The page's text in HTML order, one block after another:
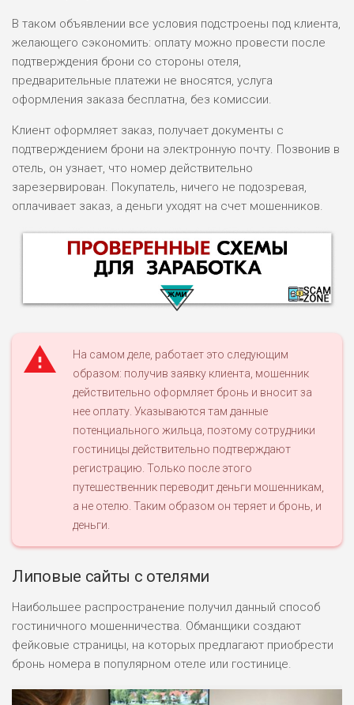
В таком объявлении все условия подстроены под клиента,
желающего сэкономить: оплату можно провести после
подтверждения брони со стороны отеля,
предварительные платежи не вносятся, услуга
оформления заказа бесплатна, без комиссии.
Клиент оформляет заказ, получает документы с
подтверждением брони на электронную почту. Позвонив в
отель, он узнает, что номер действительно
зарезервирован. Покупатель, ничего не подозревая,
оплачивает заказ, а деньги уходят на счет мошенников.
НАЗВАНИЕ ОБЗОР
ВСЕМ
РИСКИ: НИЗКИЕ
ДОХОД: ВЫСОКИЙ
ОБЗОР
М СТАВОК
РИСКИ: СРЕДНИЕ
ОБЗОР
ПОДОЙДЕТ
ВСЕМ
2
На самом деле, работает это следующим
образом: получив заявку клиента, мошенник
действительно оформляет бронь и вносит за
нее оплату. Указываются там данные
потенциального жильца, поэтому сотрудники
гостиницы действительно подтверждают
регистрацию. Только после этого
путешественник переводит деньги мошенникам,
а не отелю. Таким образом он теряет и бронь, и
деньги.
Липовые сайты с отелями
Наибольшее распространение получил данный способ
гостиничного мошенничества. Обманщики создают
фейковые страницы, на которых предлагают приобрести
бронь номера в популярном отеле или гостинице.